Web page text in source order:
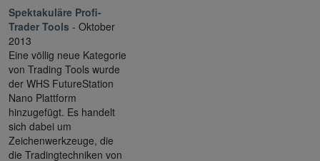
Spektakuläre Profi-
Trader Tools - Oktober
2013
Eine völlig neue Kategorie
von Trading Tools wurde
der WHS FutureStation
Nano Plattform
hinzugefügt. Es handelt
sich dabei um
Zeichenwerkzeuge, die
die Tradingtechniken von